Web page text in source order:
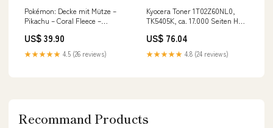
Pokémon: Decke mit Mütze –
Pikachu – Coral Fleece –
US$ 39.90
★★★★★ 4.5 (26 reviews)
Kyocera Toner 1T02Z60NL0,
TK5405K, ca. 17.000 Seiten HP
US$ 76.04
★★★★★ 4.8 (24 reviews)
Recommand Products